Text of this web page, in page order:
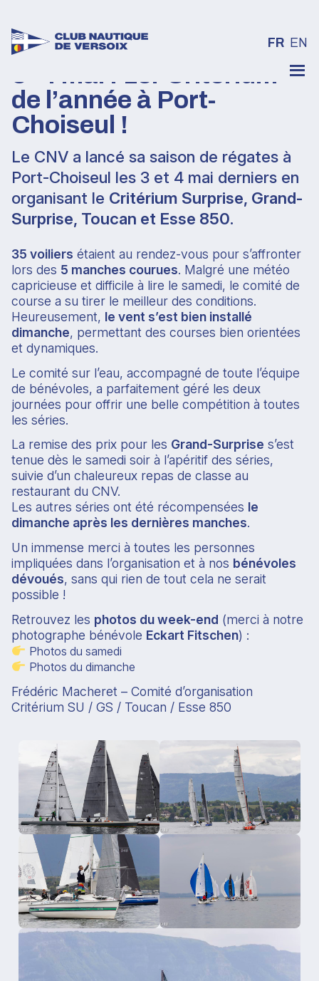
content
FR EN
3–4 mai : 1er Critérium
de l’année à Port-
Choiseul !
Le CNV a lancé sa saison de régates à
Port-Choiseul les 3 et 4 mai derniers en
organisant le Critérium Surprise, Grand-
Surprise, Toucan et Esse 850.
35 voiliers étaient au rendez-vous pour s’affronter
lors des 5 manches courues. Malgré une météo
capricieuse et difficile à lire le samedi, le comité de
course a su tirer le meilleur des conditions.
Heureusement, le vent s’est bien installé
dimanche, permettant des courses bien orientées
et dynamiques.
Le comité sur l’eau, accompagné de toute l’équipe
de bénévoles, a parfaitement géré les deux
journées pour offrir une belle compétition à toutes
les séries.
La remise des prix pour les Grand-Surprise s’est
tenue dès le samedi soir à l’apéritif des séries,
suivie d’un chaleureux repas de classe au
restaurant du CNV.
Les autres séries ont été récompensées le
dimanche après les dernières manches.
Un immense merci à toutes les personnes
impliquées dans l’organisation et à nos bénévoles
dévoués, sans qui rien de tout cela ne serait
possible !
Retrouvez les photos du week-end (merci à notre
photographe bénévole Eckart Fitschen) :
Photos du samedi
Photos du dimanche
Frédéric Macheret – Comité d’organisation
Critérium SU / GS / Toucan / Esse 850